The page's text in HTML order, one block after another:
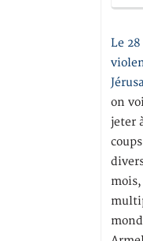
Le
on
jeter